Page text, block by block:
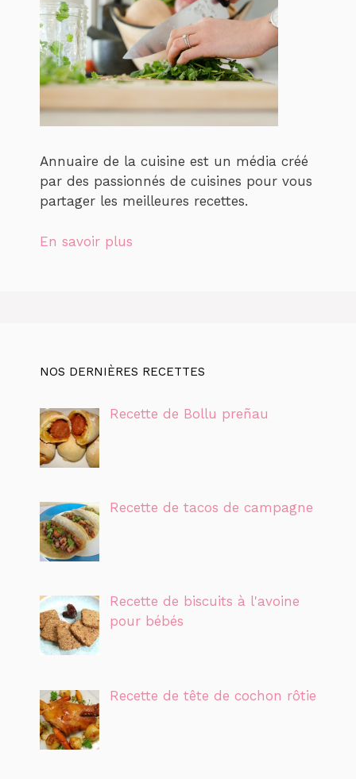
Annuaire de la cuisine est un média créé
par des passionnés de cuisines pour vous
partager les meilleures recettes.
En savoir plus
NOS DERNIÈRES RECETTES
Recette de Bollu preñau
Recette de tacos de campagne
Recette de biscuits à l'avoine
pour bébés
Recette de tête de cochon rôtie